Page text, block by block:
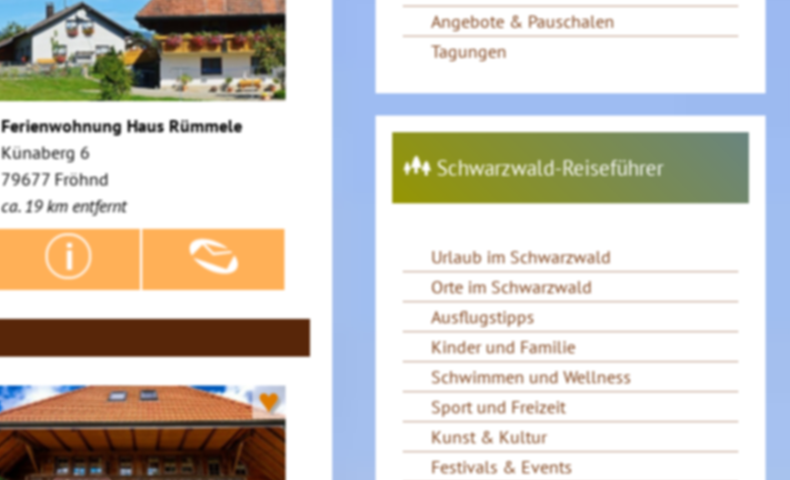
Ferienwohnung Haus Rümmele
Künaberg 6
79677 Fröhnd
ca. 19 km entfernt
♥
Angebote & Pauschalen
Tagungen
Schwarzwald-Reiseführer
Urlaub im Schwarzwald
Orte im Schwarzwald
Ausflugstipps
Kinder und Familie
Schwimmen und Wellness
Sport und Freizeit
Kunst & Kultur
Festivals & Events